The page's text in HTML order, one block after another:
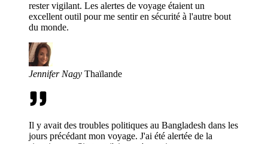
rester vigilant. Les alertes de voyage étaient un
excellent outil pour me sentir en sécurité à l'autre bout
du monde.
Jennifer Nagy Thaïlande
Il y avait des troubles politiques au Bangladesh dans les
jours précédant mon voyage. J'ai été alertée de la